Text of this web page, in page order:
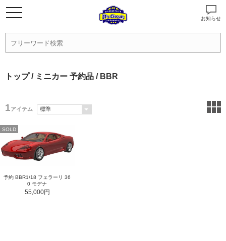
お知らせ
トップ/ ミニカー 予約品 / BBR
1アイテム
SOLD
予約 BBR1/18 フェラーリ 36
0 モデナ
55,000円